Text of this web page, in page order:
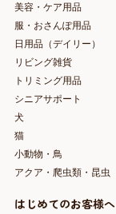
美容・ケア用品
服・おさんぽ用品
日用品（デイリー）
リビング雑貨
トリミング用品
シニアサポート
犬
猫
小動物・鳥
アクア・爬虫類・昆虫
はじめてのお客様へ